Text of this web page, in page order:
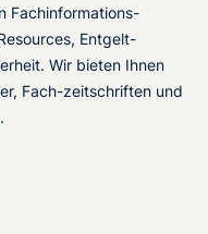
Fachinformations-
Entgelt-
Wir bieten Ihnen
Fach-zeitschriften und